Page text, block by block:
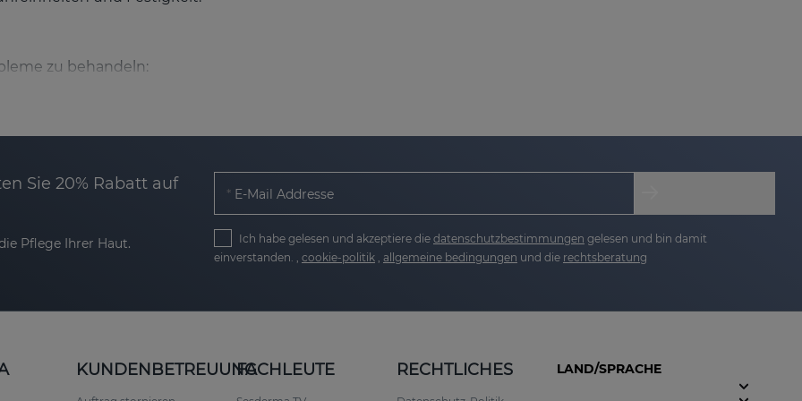
zu behandeln:
: Vitamin C hilft, Flecken aufzuhellen und den Hautton auszugleichen. Verbessert Elastizität und
Hautstruktur und sorgt für ein glatteres und jugendlicheres Aussehen.
und stärkt die Barrierefunktion.
für trockene oder feuchtigkeitsarme HautMit einer Konzentration von 0,25 % spendet diese Creme
ihr Aussehen und ihre Elastizität.
Sie 20% Rabatt auf
Pflege Ihrer Haut.
E-Mail Addresse
Ich habe gelesen und akzeptiere die datenschutzbestimmungen gelesen und bin damit
einverstanden. , cookie-politik allgemeine bedingungen und die rechtsberatung
KUNDENBETREUUNGFACHLEUTE RECHTLICHES LAND/SPRACHE